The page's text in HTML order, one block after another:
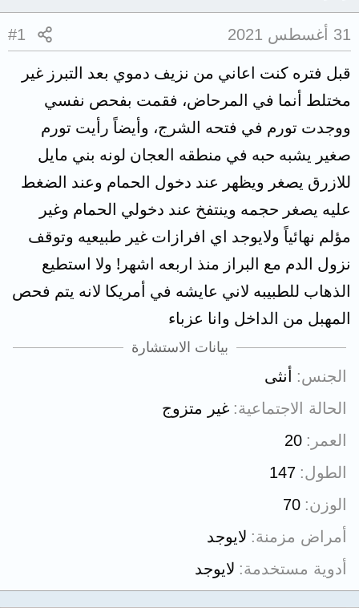
31 أغسطس 2021 #1
قبل فتره كنت اعاني من نزيف دموي بعد التبرز غير
مختلط أنما في المرحاض، فقمت بفحص نفسي
ووجدت تورم في فتحه الشرج، وأيضاً رأيت تورم
صغير يشبه حبه في منطقه العجان لونه بني مايل
للازرق يصغر ويظهر عند دخول الحمام وعند الضغط
عليه يصغر حجمه وينتفخ عند دخولي الحمام وغير
مؤلم نهائياً ولايوجد اي افرازات غير طبيعيه وتوقف
نزول الدم مع البراز منذ اربعه اشهر! ولا استطيع
الذهاب للطبيبه لاني عايشه في أمريكا لانه يتم فحص
المهبل من الداخل وانا عزباء
بيانات الاستشارة
الجنس
أنثى
الحالة الاجتماعية غير متزوج
العمر
20
الطول 147
الوزن 70
أمراض مزمنة لايوجد
أدوية مستخدمة لايوجد